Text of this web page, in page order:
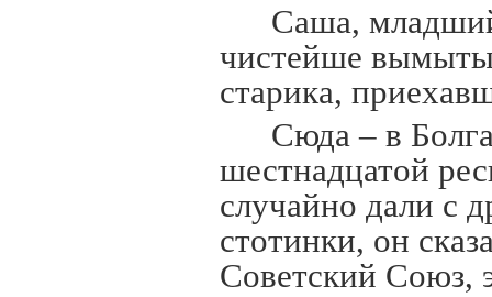
Саша,
чистейше
старика,
Сюда – в
шестнадцатой
случайно дали с
стотинки, он
Советский Союз,